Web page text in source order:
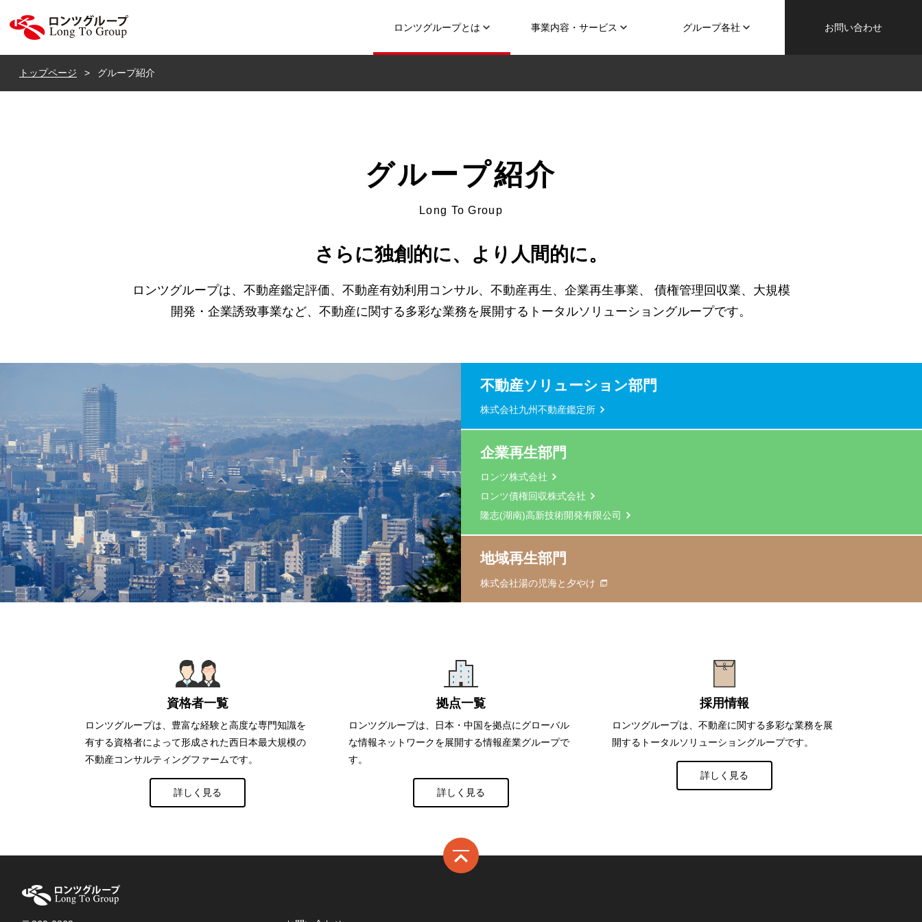
ロンツグループとは
事業内容・サービス グループ各社 お問い合わせ
トップページ グループ紹介
グループ紹介
Long To Group
さらに独創的に、より人間的に。
ロンツグループは、不動産鑑定評価、不動産有効利用コンサル、不動産再生、企業再生事業、 債権管理回収業、大規模
開発・企業誘致事業など、不動産に関する多彩な業務を展開するトータルソリューショングループです。
不動産ソリューション部門
株式会社九州不動産鑑定所
企業再生部門
ロンツ株式会社
ロンツ債権回収株式会社
隆志(湖南)高新技術開発有限公司
地域再生部門
株式会社湯の児海と夕やけ
資格者一覧
ロンツグループは、豊富な経験と高度な専門知識を
有する資格者によって形成された西日本最大規模の
不動産コンサルティングファームです。
詳しく見る
拠点一覧
ロンツグループは、日本・中国を拠点にグローバル
な情報ネットワークを展開する情報産業グループで
す。
詳しく見る
採用情報
ロンツグループは、不動産に関する多彩な業務を展
開するトータルソリューショングループです。
詳しく見る